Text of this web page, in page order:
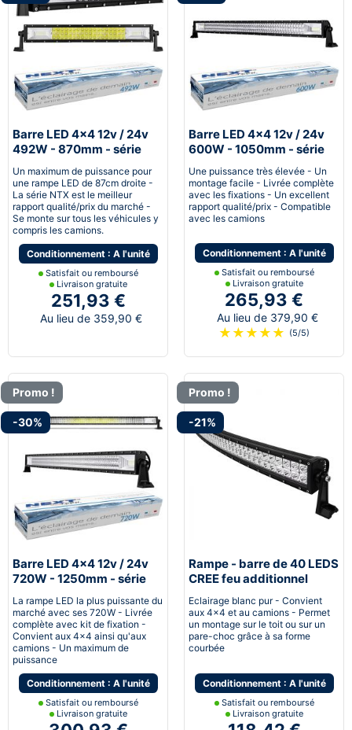
Barre LED 4x4 12v / 24v
492W - 870mm - série
NTX™
Un maximum de puissance pour
une rampe LED de 87cm droite -
La série NTX est le meilleur
rapport qualité/prix du marché -
Se monte sur tous les véhicules y
compris les camions.
Conditionnement : A l'unité
Satisfait ou remboursé
Livraison gratuite
251,93 €
Au lieu de 359,90 €
Barre LED 4x4 12v / 24v
600W - 1050mm - série
NTX™
Une puissance très élevée - Un
montage facile - Livrée complète
avec les fixations - Un excellent
rapport qualité/prix - Compatible
avec les camions
Conditionnement : A l'unité
Satisfait ou remboursé
Livraison gratuite
265,93 €
Au lieu de 379,90 €
★ ★ ★ ★ ★ (5/5)
Promo !
-30%
Barre LED 4x4 12v / 24v
720W - 1250mm - série
NTX™
La rampe LED la plus puissante du
marché avec ses 720W - Livrée
complète avec kit de fixation -
Convient aux 4x4 ainsi qu'aux
camions - Un maximum de
puissance
Conditionnement : A l'unité
Satisfait ou remboursé
Livraison gratuite
Promo !
-21%
Rampe - barre de 40 LEDS
CREE feu additionnel
120W incurvé - 550mm
Eclairage blanc pur - Convient
aux 4x4 et au camions - Permet
un montage sur le toit ou sur un
pare-choc grâce à sa forme
courbée
Conditionnement : A l'unité
Satisfait ou remboursé
Livraison gratuite